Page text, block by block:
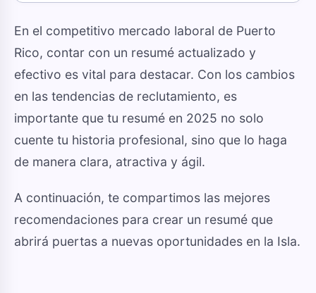
En el competitivo mercado laboral de Puerto
Rico, contar con un resumé actualizado y
efectivo es vital para destacar. Con los cambios
en las tendencias de reclutamiento, es
importante que tu resumé en 2025 no solo
cuente tu historia profesional, sino que lo haga
de manera clara, atractiva y ágil.
A continuación, te compartimos las mejores
recomendaciones para crear un resumé que
abrirá puertas a nuevas oportunidades en la Isla.